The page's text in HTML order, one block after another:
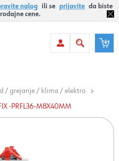
nalog ili se prijavite da biste
cene.
/ grejanje / klima / elektro
-PRFL36-M8X40MM